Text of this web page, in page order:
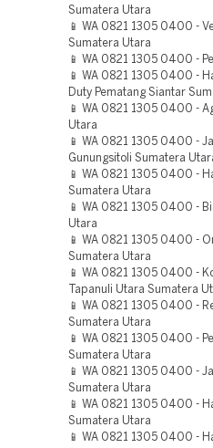
Sumatera Utara
📱 WA 0821 1305 0400 -
Sumatera Utara
📱 WA 0821 1305 0400 -
📱 WA 0821 1305 0400 -
Duty Pematang Siantar
📱 WA 0821 1305 0400 -
Utara
📱 WA 0821 1305 0400 -
Gunungsitoli Sumatera
📱 WA 0821 1305 0400 -
Sumatera Utara
📱 WA 0821 1305 0400 -
Utara
📱 WA 0821 1305 0400 -
Sumatera Utara
📱 WA 0821 1305 0400 -
Tapanuli Utara Sumatera
📱 WA 0821 1305 0400 -
Sumatera Utara
📱 WA 0821 1305 0400 -
Sumatera Utara
📱 WA 0821 1305 0400 -
Sumatera Utara
📱 WA 0821 1305 0400 -
Sumatera Utara
📱 WA 0821 1305 0400 -